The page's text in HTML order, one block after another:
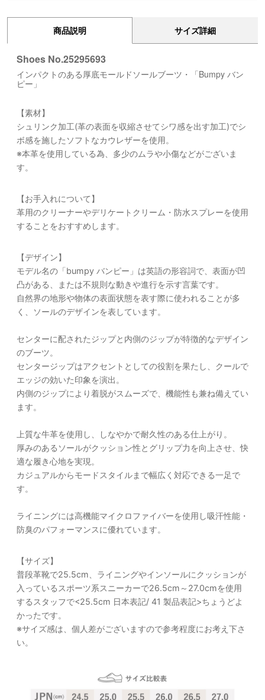
商品説明 サイズ詳細
Shoes No.25295693
インパクトのある厚底モールドソールブーツ・「Bumpy バン
ピー」
【素材】
シュリンク加工(革の表面を収縮させてシワ感を出す加工)でシ
ボ感を施したソフトなカウレザーを使用。
※本革を使用している為、多少のムラや小傷などがございま
す。
【お手入れについて】
革用のクリーナーやデリケートクリーム・防水スプレーを使用
することをおすすめします。
【デザイン】
モデル名の「bumpy バンピー」は英語の形容詞で、表面が凹
凸がある、または不規則な動きや進行を示す言葉です。
自然界の地形や物体の表面状態を表す際に使われることが多
く、ソールのデザインを表しています。
センターに配されたジップと内側のジップが特徴的なデザイン
のブーツ。
センタージップはアクセントとしての役割を果たし、クールで
エッジの効いた印象を演出。
内側のジップにより着脱がスムーズで、機能性も兼ね備えてい
ます。
上質な牛革を使用し、しなやかで耐久性のある仕上がり。
厚みのあるソールがクッション性とグリップ力を向上させ、快
適な履き心地を実現。
カジュアルからモードスタイルまで幅広く対応できる一足で
す。
ライニングには高機能マイクロファイバーを使用し吸汗性能・
防臭のパフォーマンスに優れています。
【サイズ】
普段革靴で25.5cm、ライニングやインソールにクッションが
入っているスポーツ系スニーカーで26.5cm～27.0cmを使用
するスタッフで<25.5cm 日本表記/ 41 製品表記>ちょうどよ
かったです。
※サイズ感は、個人差がございますので参考程度にお考え下さ
い。